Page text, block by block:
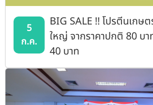
5
ก.ค.
BIG SALE !! โปรตีนเกษ
ใหญ่ จากราคาปกติ 80 บา
40 บาท